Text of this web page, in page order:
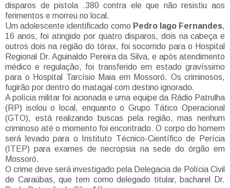
disparos de pistola .380 contra ele que não resistiu aos
ferimentos e morreu no local.
Um adolescente identificado como Pedro Iago Fernandes,
16 anos, foi atingido por quatro disparos, dois na cabeça e
outros dois na região do tórax, foi socorrido para o Hospital
Regional Dr. Aguinaldo Pereira da Silva, e após atendimento
médico e regulação, foi transferido em estado gravíssimo
para o Hospital Tarcísio Maia em Mossoró. Os criminosos,
fugirão por dentro do matagal com destino ignorado.
A polícia militar foi acionada e uma equipe da Rádio Patrulha
(RP) isolou o local, enquanto o Grupo Tático Operacional
(GTO), está realizando buscas pela região, mas nenhum
criminoso até o momento foi encontrado. O corpo do homem
será levado para o Instituto Técnico-Científico de Perícia
(ITEP) para exames de necropsia na sede do órgão em
Mossoró.
O crime deve será investigado pela Delegacia de Polícia Civil
de Caraúbas, que tem como delegado titular, bacharel Dr.